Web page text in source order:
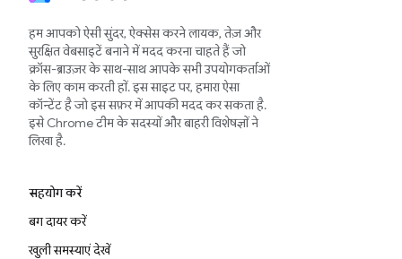
हम आपको ऐसी सुंदर, ऐक्सेस करने लायक, तेज़ और
सुरक्षित वेबसाइटें बनाने में मदद करना चाहते हैं जो
क्रॉस-ब्राउज़र के साथ-साथ आपके सभी उपयोगकर्ताओं
के लिए काम करती हों. इस साइट पर, हमारा ऐसा
कॉन्टेंट है जो इस सफ़र में आपकी मदद कर सकता है.
इसे Chrome टीम के सदस्यों और बाहरी विशेषज्ञों ने
लिखा है.
सहयोग करें
बग दायर करें
खुली समस्याएं देखें